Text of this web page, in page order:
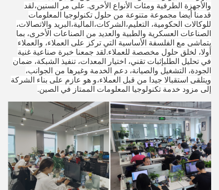
والأجهزة الطرفية ومئات الأنواع الأخرى. على مر السنين،لقد
قدمنا أيضا مجموعة متنوعة من حلول تكنولوجيا المعلومات
للوكالات الحكومية، التعليم،الشركات،المالية،البريد والاتصالات،
الصناعات العسكرية والطبية والعديد من الصناعات الأخرى، بما
يتماشى مع الفلسفة الأساسية التي تركز على العملاء، والعملاء
أولا، لخلق حلول مخصصة للعملاء.لقد جمعنا خبرة صناعية غنية
في تحليل الطلبإثبات تقني، اختيار المعدات، تنفيذ الشبكة، ضمان
الجودة، التشغيل والصيانة، دعم الخدمة وغيرها من الجوانب،
ويتلقى استقبالا جيدا من قبل العملاء،و هو عازم على بناء الشركة
إلى مزود خدمة تكنولوجيا المعلومات الممتاز في الصين.